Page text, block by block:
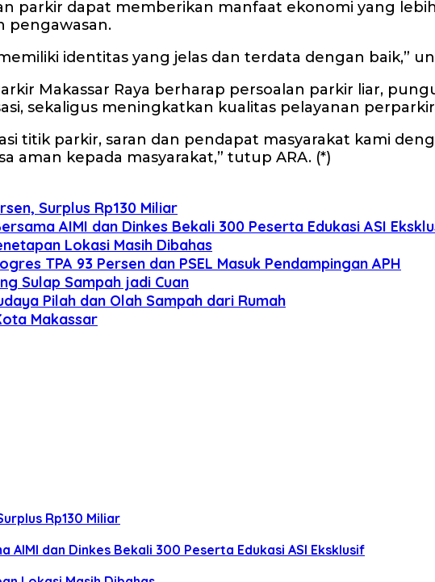
parkir dapat memberikan manfaat ekonomi yang
pengawasan.
identitas yang jelas dan terdata dengan baik,”
Makassar Raya berharap persoalan parkir liar,
sekaligus meningkatkan kualitas pelayanan
titik parkir, saran dan pendapat masyarakat kami
aman kepada masyarakat,” tutup ARA. (*)
Surplus Rp130 Miliar
AIMI dan Dinkes Bekali 300 Peserta Edukasi ASI
Lokasi Masih Dibahas
TPA 93 Persen dan PSEL Masuk Pendampingan APH
Sulap Sampah jadi Cuan
Pilah dan Olah Sampah dari Rumah
Makassar
Rp130 Miliar
AIMI dan Dinkes Bekali 300 Peserta Edukasi ASI Eksklusif